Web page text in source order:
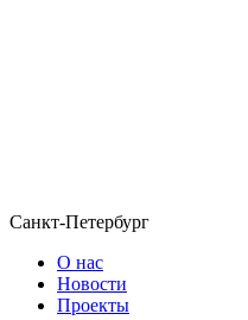
Санкт-Петербург
О нас
Новости
Проекты